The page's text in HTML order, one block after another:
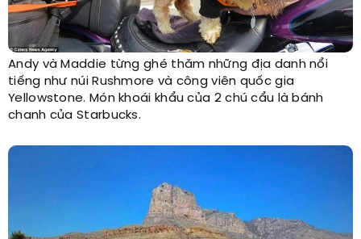
Andy và Maddie từng ghé thăm những địa danh nổi
tiếng như núi Rushmore và công viên quốc gia
Yellowstone. Món khoái khẩu của 2 chú cẩu là bánh
chanh của Starbucks.